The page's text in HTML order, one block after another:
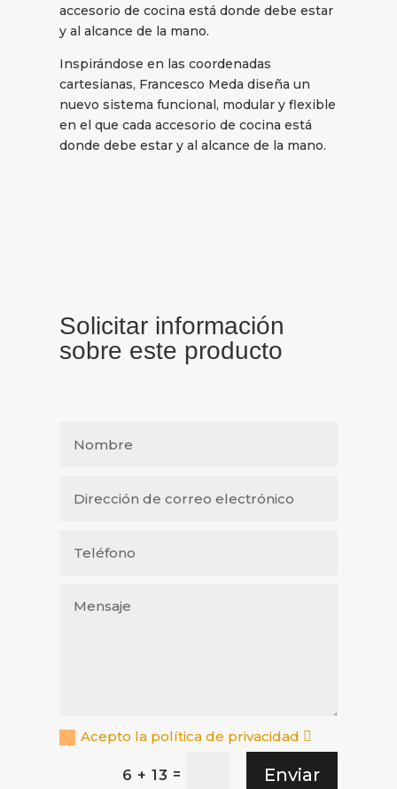
accesorio de cocina está donde debe estar
y al alcance de la mano.
Inspirándose en las coordenadas
cartesianas, Francesco Meda diseña un
nuevo sistema funcional, modular y flexible
en el que cada accesorio de cocina está
donde debe estar y al alcance de la mano.
Solicitar información
sobre este producto
Acepto la política de privacidad
6 + 13 = Enviar